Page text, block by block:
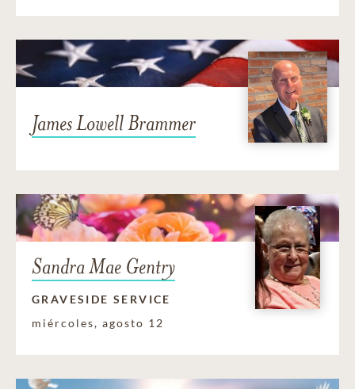
James Lowell Brammer
Sandra Mae Gentry
GRAVESIDE SERVICE
miércoles, agosto 12